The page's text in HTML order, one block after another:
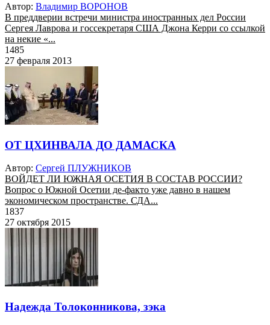
Автор: Владимир ВОРОНОВ
В преддверии встречи министра иностранных дел России
Сергея Лаврова и госсекретаря США Джона Керри со ссылкой
на некие «...
1485
27 февраля 2013
ОТ ЦХИНВАЛА ДО ДАМАСКА
Автор: Сергей ПЛУЖНИКОВ
ВОЙДЕТ ЛИ ЮЖНАЯ ОСЕТИЯ В СОСТАВ РОССИИ?
Вопрос о Южной Осетии де-факто уже давно в нашем
экономическом пространстве. СДА...
1837
27 октября 2015
Надежда Толоконникова, зэка